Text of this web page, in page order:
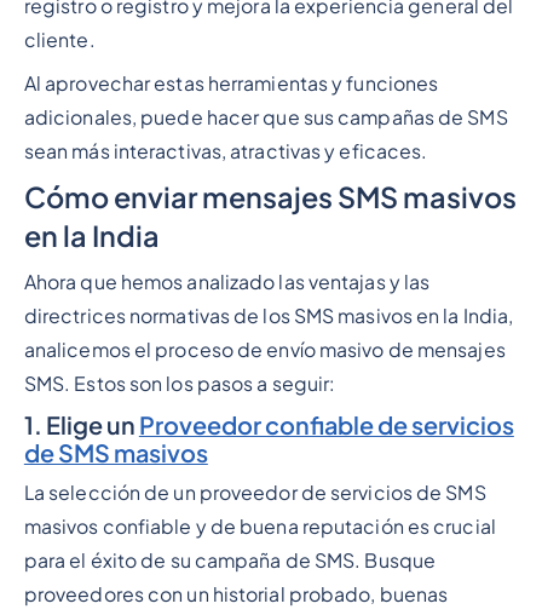
registro o registro y mejora la experiencia general del
cliente.
Al aprovechar estas herramientas y funciones
adicionales, puede hacer que sus campañas de SMS
sean más interactivas, atractivas y eficaces.
Cómo enviar mensajes SMS masivos
en la India
Ahora que hemos analizado las ventajas y las
directrices normativas de los SMS masivos en la India,
analicemos el proceso de envío masivo de mensajes
SMS. Estos son los pasos a seguir:
1. Elige un Proveedor confiable de servicios
de SMS masivos
La selección de un proveedor de servicios de SMS
masivos confiable y de buena reputación es crucial
para el éxito de su campaña de SMS. Busque
proveedores con un historial probado, buenas